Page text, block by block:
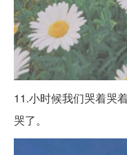
11.小时候我们哭着哭
哭了。